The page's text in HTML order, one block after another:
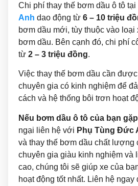
Chi phí thay thế bơm dầu ô tô tại
Anh dao động từ 6 – 10 triệu
bơm dầu mới, tùy thuộc vào
bơm dầu. Bên cạnh đó, chi phí
từ 2 – 3 triệu đồng.
Việc thay thế bơm dầu cần
chuyên gia có kinh nghiệm để
cách và hệ thống bôi trơn hoạt
Nếu bơm dầu ô tô của bạn
ngại liên hệ với Phụ Tùng Đức
và thay thế bơm dầu chất lượng
chuyên gia giàu kinh nghiệm và
cao, chúng tôi sẽ giúp xe của
hoạt động tốt nhất. Liên hệ ngay